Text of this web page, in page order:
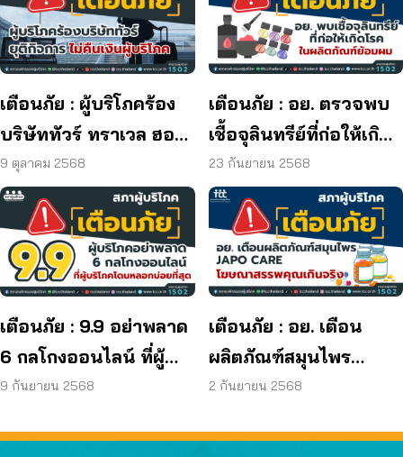
เตือนภัย : ผู้บริโภคร้อง
บริษัททัวร์ ทราเวล ฮอลิ
เดย์ ยุติกิจการ ไม่คืนเงิน
ผู้บริโภค
9 ตุลาคม 2568
เตือนภัย : อย. ตรวจพบ
เชื้อจุลินทรีย์ที่ก่อให้เกิด
โรค และพบแบคทีเรีย
ยีสต์ และรา เกิน
มาตรฐานกำหนด ใน
ผลิตภัณฑ์ย้อมผม
23 กันยายน 2568
เตือนภัย : 9.9 อย่าพลาด
6 กลโกงออนไลน์ ที่ผู้
บริโภคโดนหลอกบ่อย
9 กันยายน 2568
เตือนภัย : อย. เตือน
ผลิตภัณฑ์สมุนไพร
JAPO CARE โฆษณา
2 กันยายน 2568